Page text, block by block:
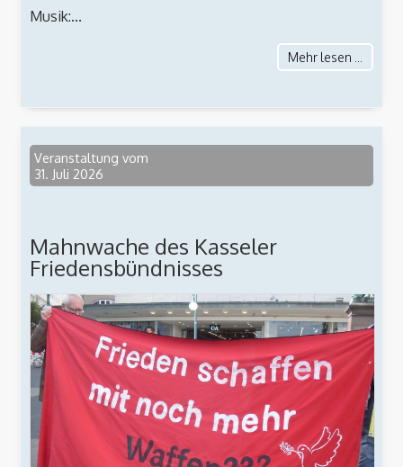
Musik:...
Mehr lesen ...
Veranstaltung vom
31. Juli 2026
Mahnwache des Kasseler
Friedensbündnisses